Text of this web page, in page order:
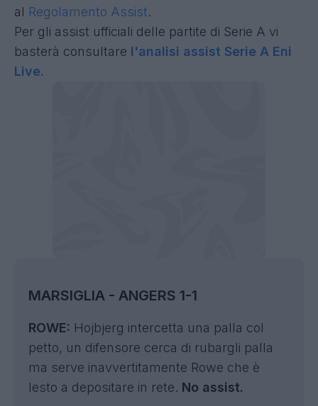
al Regolamento Assist.
Per gli assist ufficiali delle partite di Serie A vi
basterà consultare l'analisi assist Serie A Eni
Live.
MARSIGLIA - ANGERS 1-1
ROWE: Hojbjerg intercetta una palla col
petto, un difensore cerca di rubargli palla
ma serve inavvertitamente Rowe che è
lesto a depositare in rete. No assist.